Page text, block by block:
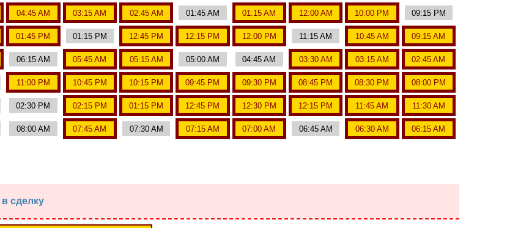
04:45 AM 03:15 AM 02:45 AM 01:45 AM 01:15 AM 12:00 AM 10:00 PM 09:15 PM
01:45 PM 01:15 PM 12:45 PM 12:15 PM 12:00 PM 11:15 AM 10:45 AM 09:15 AM
06:15 AM 05:45 AM 05:15 AM 05:00 AM 04:45 AM 03:30 AM 03:15 AM 02:45 AM
11:00 PM 10:45 PM 10:15 PM 09:45 PM 09:30 PM 08:45 PM 08:30 PM 08:00 PM
02:30 PM 02:15 PM 01:15 PM 12:45 PM 12:30 PM 12:15 PM 11:45 AM 11:30 AM
08:00 AM 07:45 AM 07:30 AM 07:15 AM 07:00 AM 06:45 AM 06:30 AM 06:15 AM
сделку